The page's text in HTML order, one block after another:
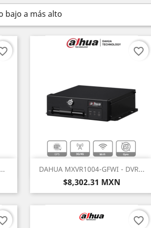
bajo a más alto
DAHUA MXVR1004-GFWI - DVR...
Precio
$8,302.31 MXN
Vista rápida
favorite_border
favorite_border